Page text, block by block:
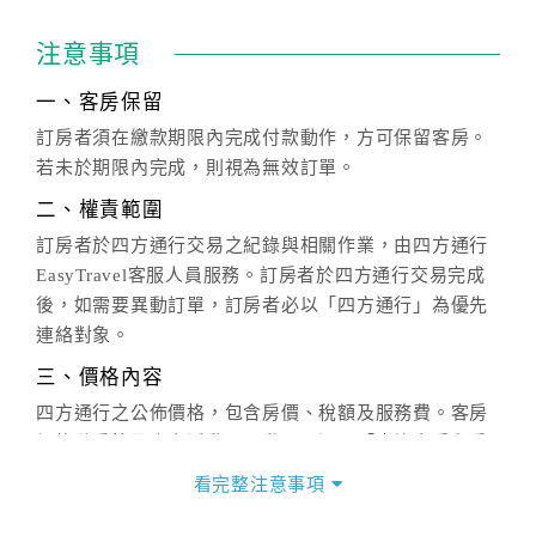
注意事項
一、客房保留
訂房者須在繳款期限內完成付款動作，方可保留客房。
若未於期限內完成，則視為無效訂單。
二、權責範圍
訂房者於四方通行交易之紀錄與相關作業，由四方通行
EasyTravel客服人員服務。訂房者於四方通行交易完成
後，如需要異動訂單，訂房者必以「四方通行」為優先
連絡對象。
三、價格內容
四方通行之公佈價格，包含房價、稅額及服務費。客房
價」之當日價格為標準。
看完整注意事項